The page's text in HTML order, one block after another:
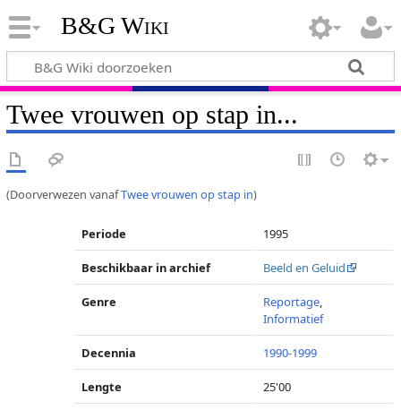
B&G Wiki
Twee vrouwen op stap in...
(Doorverwezen vanafTwee vrouwen op stap in)
Periode 1995
Beschikbaar in archief Beeld en Geluid
Genre Reportage,
Informatief
Decennia 1990-1999
Lengte 25'00